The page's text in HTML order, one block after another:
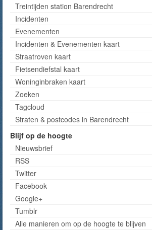
Treintijden station Barendrecht
Incidenten
Evenementen
Incidenten & Evenementen kaart
Straatroven kaart
Fietsendiefstal kaart
Woninginbraken kaart
Zoeken
Tagcloud
Straten & postcodes in Barendrecht
Blijf op de hoogte
Nieuwsbrief
RSS
Twitter
Facebook
Google+
Tumblr
Alle manieren om op de hoogte te blijven